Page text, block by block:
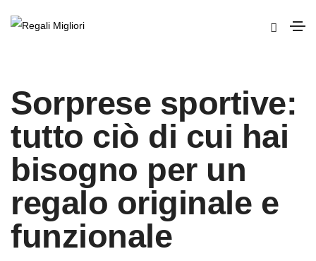
Sorprese sportive:
tutto ciò di cui hai
bisogno per un
regalo originale e
funzionale